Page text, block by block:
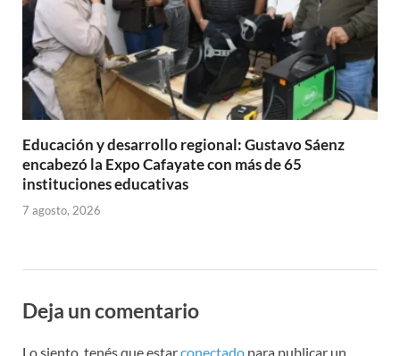
Educación y desarrollo regional: Gustavo Sáenz
encabezó la Expo Cafayate con más de 65
instituciones educativas
7 agosto, 2026
Deja un comentario
Lo siento, tenés que estarconectado para publicar un